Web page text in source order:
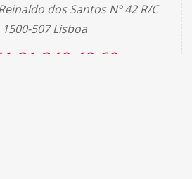
dos Santos Nº 42 R/C
1500-507 Lisboa
21 340 40 60